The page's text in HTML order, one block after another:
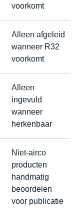
voorkomt
Alleen afgeleid
wanneer R32
voorkomt
Alleen
ingevuld
wanneer
herkenbaar
Niet-airco
producten
handmatig
beoordelen
voor publicatie